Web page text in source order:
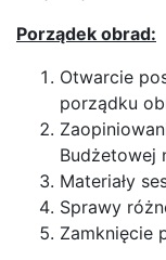
Porządek obrad:
Otwarcie
porządku
Budżetowej
Materiały
Sprawy
Zamknięcie